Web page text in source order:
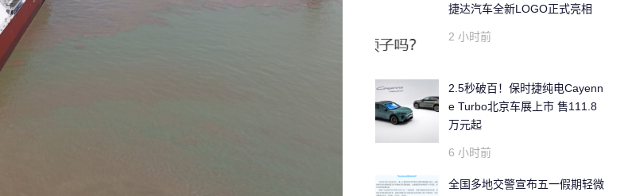
捷达汽车全新LOGO正式亮相
2 小时前
2.5秒破百！保时捷纯电Cayenn
e Turbo北京车展上市 售111.8
万元起
6 小时前
全国多地交警宣布五一假期轻微